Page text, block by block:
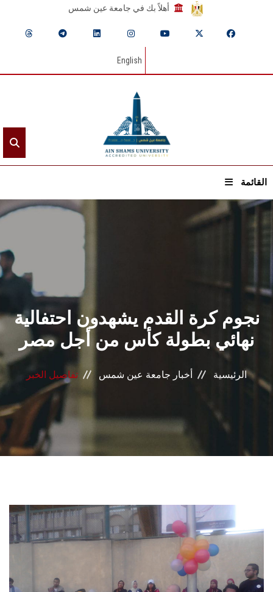
أهلاً بك في جامعة عين شمس
English
القائمة
الرئيسيـة
عن الجامعة
القطاعـات
الشئون الأكاديمية
البحث العلمي
الرعاية الصحية
المراكز والوحدات
الأنظمة الذكية
تواصل معنا
هيئة التدريس
نجوم كرة القدم يشهدون احتفالية
نهائي بطولة كأس من أجل مصر
الرئيسية أخبار جامعة عين شمس تفاصيل الخبر